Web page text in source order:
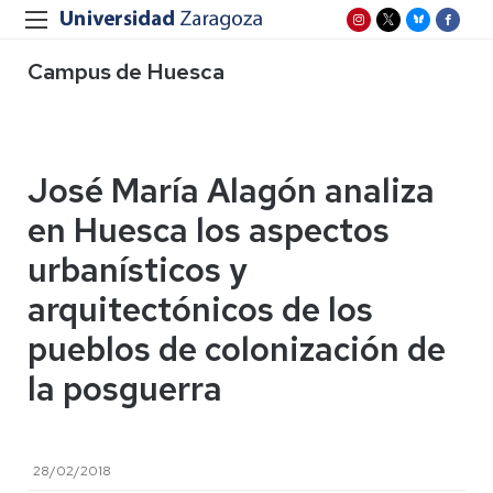
Campus de Huesca
José María Alagón analiza
en Huesca los aspectos
urbanísticos y
arquitectónicos de los
pueblos de colonización de
la posguerra
28/02/2018